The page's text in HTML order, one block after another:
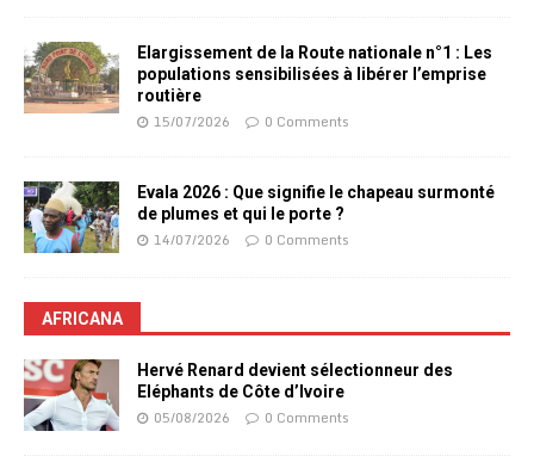
Elargissement de la Route nationale n°1 : Les
populations sensibilisées à libérer l’emprise
routière
15/07/2026 0 Comments
Evala 2026 : Que signifie le chapeau surmonté
de plumes et qui le porte ?
14/07/2026 0 Comments
AFRICANA
Hervé Renard devient sélectionneur des
Eléphants de Côte d’Ivoire
05/08/2026 0 Comments